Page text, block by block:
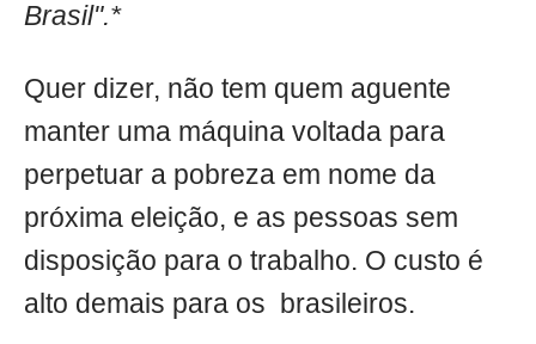
Brasil".*
Quer dizer, não tem quem aguente
manter uma máquina voltada para
perpetuar a pobreza em nome da
próxima eleição, e as pessoas sem
disposição para o trabalho. O custo é
alto demais para os brasileiros.